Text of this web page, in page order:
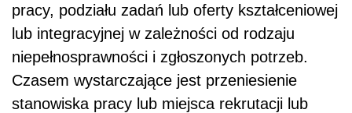
pracy, podziału zadań lub oferty kształceniowej
lub integracyjnej w zależności od rodzaju
niepełnosprawności i zgłoszonych potrzeb.
Czasem wystarczające jest przeniesienie
stanowiska pracy lub miejsca rekrutacji lub